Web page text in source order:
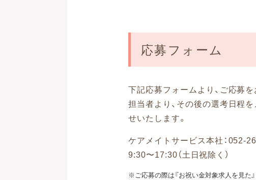
応募フォーム
下記応募フォームより、ご応募を
担当者より、その後の選考日程
せいたします。
ケアメイトサービス本社：052-
9:30〜17:30（土日祝除く）
※ご応募の際は『お祝い金対象求人を見た